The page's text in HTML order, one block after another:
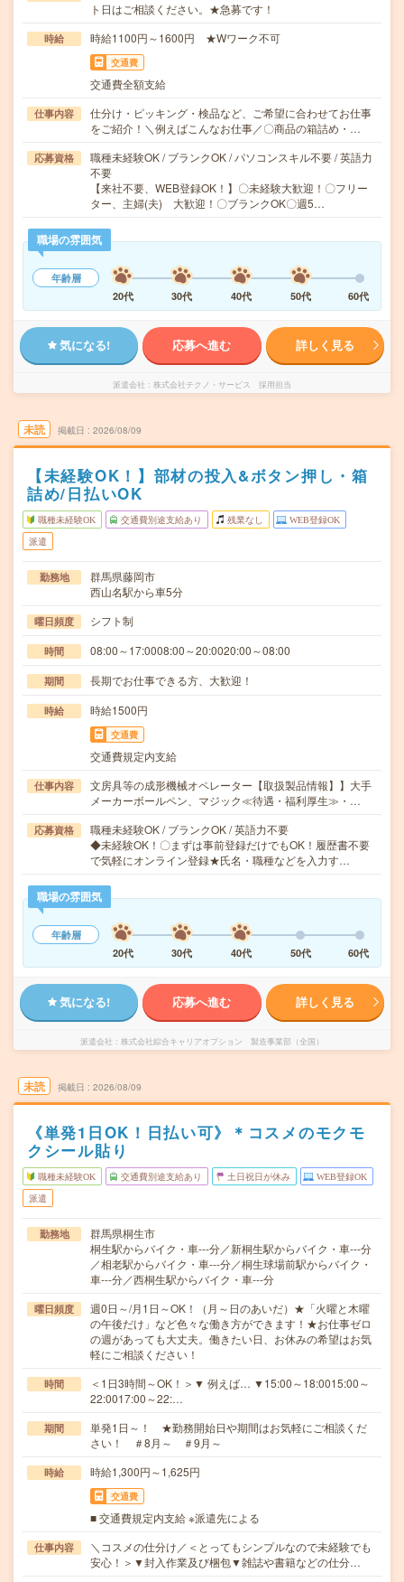
ト日はご相談ください。★急募です！
時給 時給1100円～1600円 ★Wワーク不可
交通費
交通費全額支給
仕事内容
仕分け・ピッキング・検品など、ご希望に合わせてお仕事
をご紹介！＼例えばこんなお仕事／〇商品の箱詰め・…
応募資格
職種未経験OK / ブランクOK / パソコンスキル不要 / 英語力
不要
【来社不要、WEB登録OK！】〇未経験大歓迎！〇フリー
ター、主婦(夫) 大歓迎！〇ブランクOK〇週5…
職場の雰囲気
年齢層
20代
30代 40代 50代 60代
気になる! 応募へ進む 詳しく見る
派遣会社 株式会社テクノ・サービス 採用担当
未読 掲載日 2026/08/09
【未経験OK！】部材の投入&ボタン押し・箱
詰め/日払いOK
職種未経験OK 交通費別途支給あり 残業なし WEB登録OK
派遣
勤務地
群馬県藤岡市
西山名駅から車5分
曜日頻度 シフト制
時間 08:00～17:0008:00～20:0020:00～08:00
期間 長期でお仕事できる方、大歓迎！
時給 時給1500円
交通費
交通費規定内支給
仕事内容
文房具等の成形機械オペレーター【取扱製品情報】】大手
メーカーボールペン、マジック≪待遇・福利厚生≫・…
応募資格
職種未経験OK / ブランクOK / 英語力不要
◆未経験OK！〇まずは事前登録だけでもOK！履歴書不要
で気軽にオンライン登録★氏名・職種などを入力す…
職場の雰囲気
年齢層
20代
30代 40代 50代 60代
気になる! 応募へ進む 詳しく見る
派遣会社 株式会社綜合キャリアオプション 製造事業部（全国）
未読 掲載日 2026/08/09
《単発1日OK！日払い可》＊コスメのモクモ
クシール貼り
職種未経験OK 交通費別途支給あり 土日祝日が休み WEB登録OK
派遣
勤務地
群馬県桐生市
桐生駅からバイク・車---分／新桐生駅からバイク・車---分
／相老駅からバイク・車---分／桐生球場前駅からバイク・
車---分／西桐生駅からバイク・車---分
曜日頻度
週0日～/月1日～OK！（月～日のあいだ）★「火曜と木曜
の午後だけ」など色々な働き方ができます！★お仕事ゼロ
の週があっても大丈夫。働きたい日、お休みの希望はお気
軽にご相談ください！
時間
＜1日3時間～OK！＞▼ 例えば… ▼15:00～18:0015:00～
22:0017:00～22:…
期間
単発1日～！ ★勤務開始日や期間はお気軽にご相談くだ
さい！ ＃8月～ ＃9月～
時給 時給1,300円～1,625円
交通費
■ 交通費規定内支給 ※派遣先による
仕事内容
＼コスメの仕分け／＜とってもシンプルなので未経験でも
安心！＞▼封入作業及び梱包▼雑誌や書籍などの仕分…